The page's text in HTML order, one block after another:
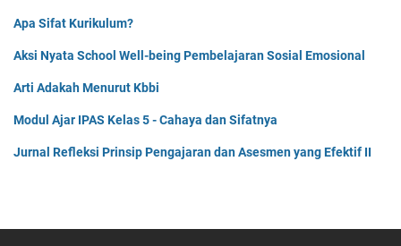
Apa Sifat Kurikulum?
Aksi Nyata School Well-being Pembelajaran Sosial Emosional
Arti Adakah Menurut Kbbi
Modul Ajar IPAS Kelas 5 - Cahaya dan Sifatnya
Jurnal Refleksi Prinsip Pengajaran dan Asesmen yang Efektif II